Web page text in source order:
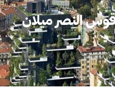
قوس النصر ميلان